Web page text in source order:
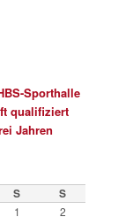
Sporthalle
qualifiziert
Jahren
S S
1
2